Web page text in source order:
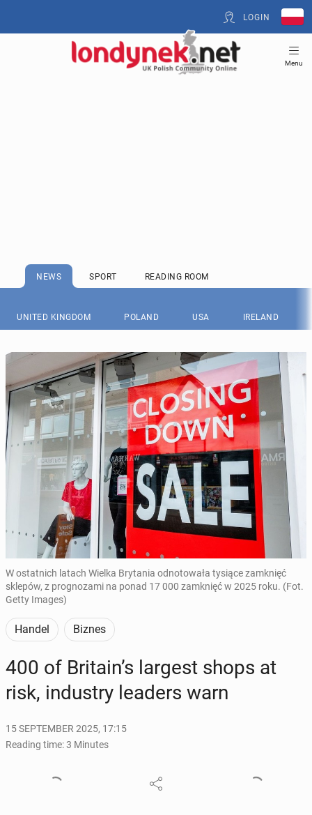
LOGIN
Menu
NEWS SPORT READING ROOM
UNITED KINGDOM POLAND USA IRELAND
W ostatnich latach Wielka Brytania odnotowała tysiące zamknięć
sklepów, z prognozami na ponad 17 000 zamknięć w 2025 roku. (Fot.
Getty Images)
Handel Biznes
400 of Britain’s largest shops at
risk, in­dus­try leaders warn
15 SEPTEMBER 2025, 17:15
Reading time: 3 Minutes